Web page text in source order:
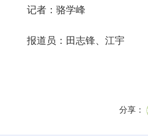
记者：骆学峰
报道员：田志锋、江宇
分享：